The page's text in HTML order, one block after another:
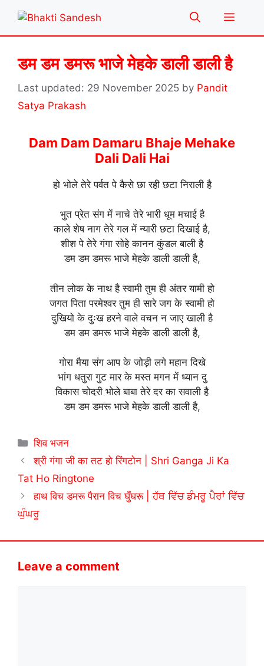
content
Menu
डम डम डमरू भाजे मेहके डाली डाली है
29 November 2025 by Pandit
Satya Prakash
Dam Dam Damaru Bhaje Mehake
Dali Dali Hai
हो भोले तेरे पर्वत पे कैसे छा रही छटा निराली है
भुत प्रेत संग में नाचे तेरे भारी धूम मचाई है
काले शेष नाग तेरे गल में न्यारी छटा दिखाई है,
शीश पे तेरे गंगा सोहे कानन कुंडल बाली है
डम डम डमरू भाजे मेहके डाली डाली है,
तीन लोक के नाथ है स्वामी तुम ही अंतर यामी हो
जगत पिता परमेश्वर तुम ही सारे जग के स्वामी हो
दुखियो के दुःख हरने वाले वचन न जाए खाली है
डम डम डमरू भाजे मेहके डाली डाली है,
गोरा मैया संग आप के जोड़ी लगे महान दिखे
भांग धतुरा गुट मार के मस्त मगन में ध्यान दु
विकास चोदरी भोले बाबा तेरे दर का सवाली है
डम डम डमरू भाजे मेहके डाली डाली है,
Categories
शिव भजन
श्री गंगा जी का तट हो रिंगटोन | Shri Ganga Ji Ka
Tat Ho Ringtone
हाथ विच डमरू पैरान विच घुँघरू | ਹੱਥ ਵਿੱਚ ਡੰਮਰੂ ਪੈਰਾਂ ਵਿੱਚ
ਘੁੰਘਰੂ
Leave a comment